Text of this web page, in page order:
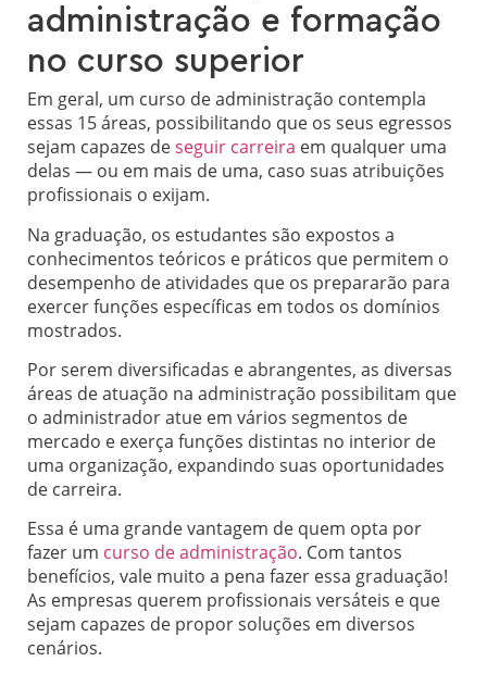
administração e formação
no curso superior
Em geral, um curso de administração contempla
essas 15 áreas, possibilitando que os seus egressos
sejam capazes deseguir carreira em qualquer uma
delas — ou em mais de uma, caso suas atribuições
profissionais o exijam.
Na graduação, os estudantes são expostos a
conhecimentos teóricos e práticos que permitem o
desempenho de atividades que os prepararão para
exercer funções específicas em todos os domínios
mostrados.
Por serem diversificadas e abrangentes, as diversas
áreas de atuação na administração possibilitam que
o administrador atue em vários segmentos de
mercado e exerça funções distintas no interior de
uma organização, expandindo suas oportunidades
de carreira.
Essa é uma grande vantagem de quem opta por
fazer um curso de administração. Com tantos
benefícios, vale muito a pena fazer essa graduação!
As empresas querem profissionais versáteis e que
sejam capazes de propor soluções em diversos
cenários.